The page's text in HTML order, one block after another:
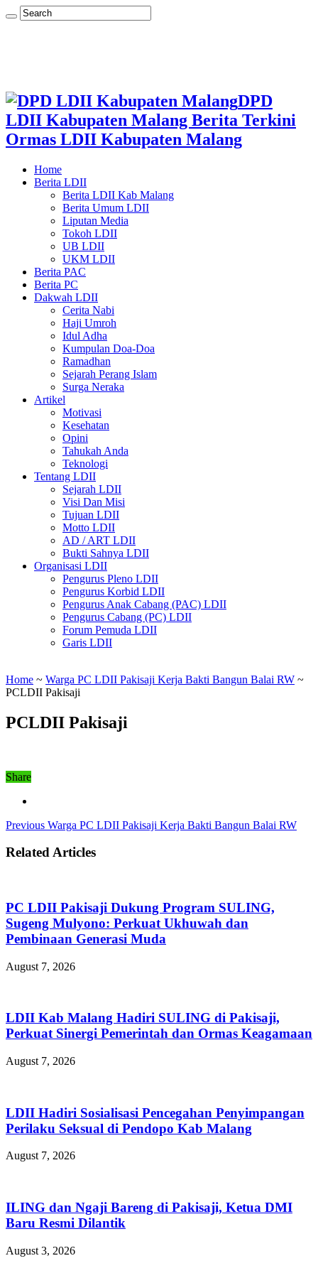
DPD
LDII Kabupaten Malang Berita Terkini
Ormas LDII Kabupaten Malang
Home
Berita LDII
Berita LDII Kab Malang
Berita Umum LDII
Liputan Media
Tokoh LDII
UB LDII
UKM LDII
Berita PAC
Berita PC
Dakwah LDII
Cerita Nabi
Haji Umroh
Idul Adha
Kumpulan Doa-Doa
Ramadhan
Sejarah Perang Islam
Surga Neraka
Artikel
Motivasi
Kesehatan
Opini
Tahukah Anda
Teknologi
Tentang LDII
Sejarah LDII
Visi Dan Misi
Tujuan LDII
Motto LDII
AD / ART LDII
Bukti Sahnya LDII
Organisasi LDII
Pengurus Pleno LDII
Pengurus Korbid LDII
Pengurus Anak Cabang (PAC) LDII
Pengurus Cabang (PC) LDII
Forum Pemuda LDII
Garis LDII
Home ~ Warga PC LDII Pakisaji Kerja Bakti Bangun Balai RW ~
PCLDII Pakisaji
PCLDII Pakisaji
Share
Previous Warga PC LDII Pakisaji Kerja Bakti Bangun Balai RW
Related Articles
PC LDII Pakisaji Dukung Program SULING,
Sugeng Mulyono: Perkuat Ukhuwah dan
Pembinaan Generasi Muda
August 7, 2026
LDII Kab Malang Hadiri SULING di Pakisaji,
Perkuat Sinergi Pemerintah dan Ormas Keagamaan
August 7, 2026
LDII Hadiri Sosialisasi Pencegahan Penyimpangan
Perilaku Seksual di Pendopo Kab Malang
August 7, 2026
ILING dan Ngaji Bareng di Pakisaji, Ketua DMI
Baru Resmi Dilantik
August 3, 2026